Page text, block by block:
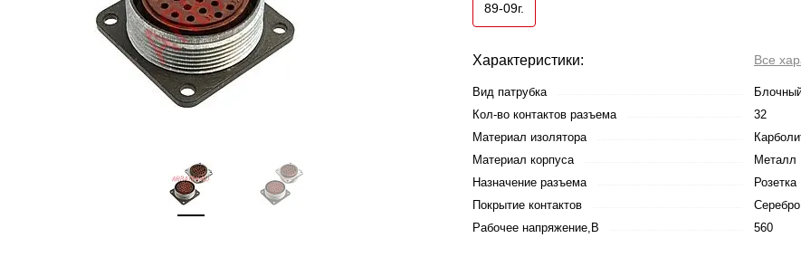
89-09г.
Характеристики: Все
Вид патрубка
Кол-во контактов разъема
32
Материал изолятора
Материал корпуса
Металл
Назначение разъема
Розетка
Покрытие контактов
Серебро
Рабочее напряжение,В
560